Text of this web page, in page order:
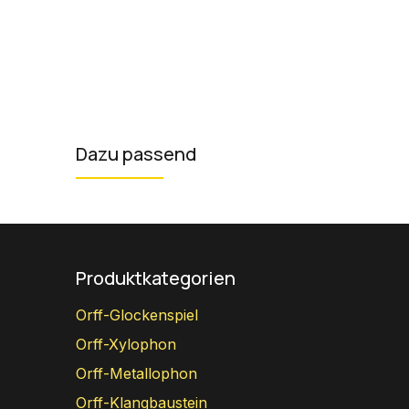
Dazu passend
Produktkategorien
Orff-Glockenspiel
Orff-Xylophon
Orff-Metallophon
Orff-Klangbaustein